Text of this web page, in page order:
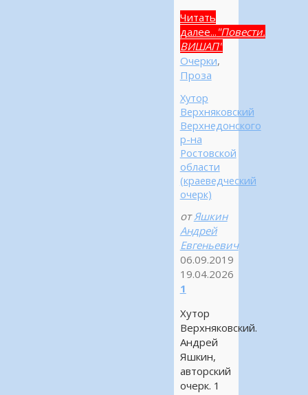
Читать
далее... "Повести.
ВИШАП"
Очерки,
Проза
Хутор
Верхняковский
Верхнедонского
р-на
Ростовской
области
(краеведческий
очерк)
от Яшкин
Андрей
Евгеньевич
06.09.2019
19.04.2026
1
Хутор
Верхняковский.
Андрей
Яшкин,
авторский
очерк. 1